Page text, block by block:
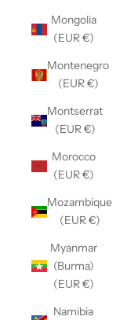
Mongolia
(EUR €)
Montenegro
(EUR €)
Montserrat
(EUR €)
Morocco
(EUR €)
Mozambique
(EUR €)
Myanmar
(Burma)
(EUR €)
Namibia